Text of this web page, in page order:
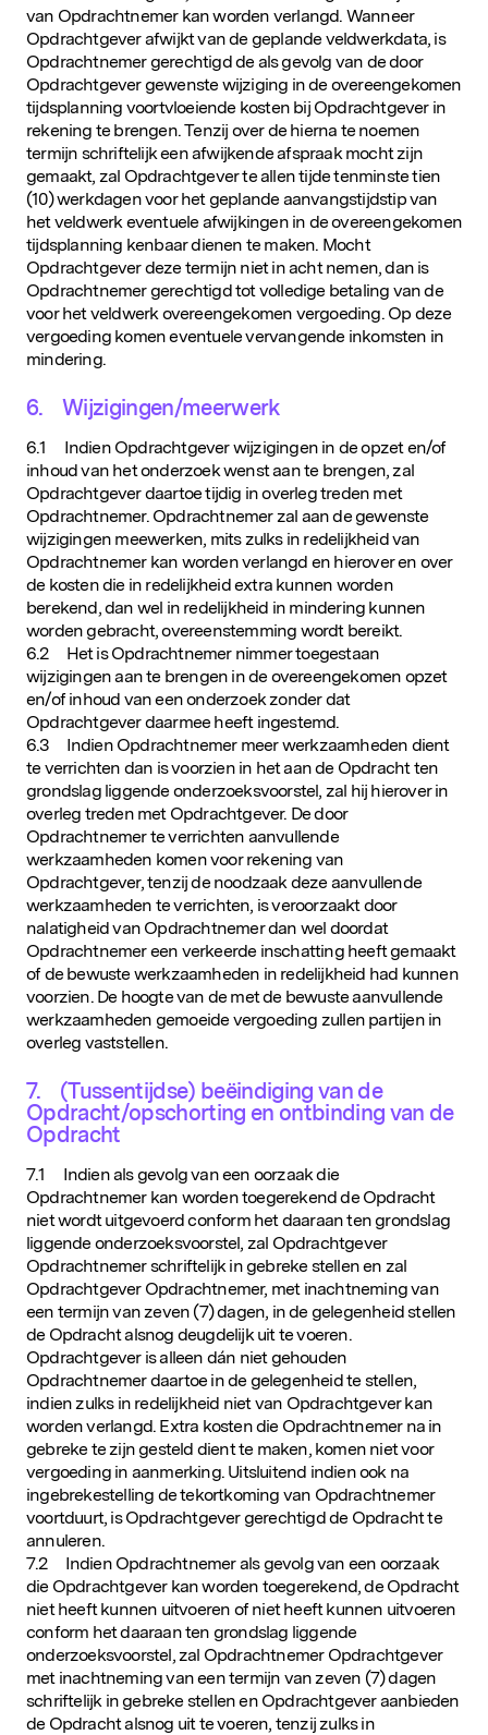
van Opdrachtnemer kan worden verlangd. Wanneer
Opdrachtgever afwijkt van de geplande veldwerkdata, is
Opdrachtnemer gerechtigd de als gevolg van de door
Opdrachtgever gewenste wijziging in de overeengekomen
tijdsplanning voortvloeiende kosten bij Opdrachtgever in
rekening te brengen. Tenzij over de hierna te noemen
termijn schriftelijk een afwijkende afspraak mocht zijn
gemaakt, zal Opdrachtgever te allen tijde tenminste tien
(10) werkdagen voor het geplande aanvangstijdstip van
het veldwerk eventuele afwijkingen in de overeengekomen
tijdsplanning kenbaar dienen te maken. Mocht
Opdrachtgever deze termijn niet in acht nemen, dan is
Opdrachtnemer gerechtigd tot volledige betaling van de
voor het veldwerk overeengekomen vergoeding. Op deze
vergoeding komen eventuele vervangende inkomsten in
mindering.
6. Wijzigingen/meerwerk
6.1 Indien Opdrachtgever wijzigingen in de opzet en/of
inhoud van het onderzoek wenst aan te brengen, zal
Opdrachtgever daartoe tijdig in overleg treden met
Opdrachtnemer. Opdrachtnemer zal aan de gewenste
wijzigingen meewerken, mits zulks in redelijkheid van
Opdrachtnemer kan worden verlangd en hierover en over
de kosten die in redelijkheid extra kunnen worden
berekend, dan wel in redelijkheid in mindering kunnen
worden gebracht, overeenstemming wordt bereikt.
6.2 Het is Opdrachtnemer nimmer toegestaan
wijzigingen aan te brengen in de overeengekomen opzet
en/of inhoud van een onderzoek zonder dat
Opdrachtgever daarmee heeft ingestemd.
6.3 Indien Opdrachtnemer meer werkzaamheden dient
te verrichten dan is voorzien in het aan de Opdracht ten
grondslag liggende onderzoeksvoorstel, zal hij hierover in
overleg treden met Opdrachtgever. De door
Opdrachtnemer te verrichten aanvullende
werkzaamheden komen voor rekening van
Opdrachtgever, tenzij de noodzaak deze aanvullende
werkzaamheden te verrichten, is veroorzaakt door
nalatigheid van Opdrachtnemer dan wel doordat
Opdrachtnemer een verkeerde inschatting heeft gemaakt
of de bewuste werkzaamheden in redelijkheid had kunnen
voorzien. De hoogte van de met de bewuste aanvullende
werkzaamheden gemoeide vergoeding zullen partijen in
overleg vaststellen.
7. (Tussentijdse) beëindiging van de
Opdracht/opschorting en ontbinding van de
Opdracht
7.1 Indien als gevolg van een oorzaak die
Opdrachtnemer kan worden toegerekend de Opdracht
niet wordt uitgevoerd conform het daaraan ten grondslag
liggende onderzoeksvoorstel, zal Opdrachtgever
Opdrachtnemer schriftelijk in gebreke stellen en zal
Opdrachtgever Opdrachtnemer, met inachtneming van
een termijn van zeven (7) dagen, in de gelegenheid stellen
de Opdracht alsnog deugdelijk uit te voeren.
Opdrachtgever is alleen dán niet gehouden
Opdrachtnemer daartoe in de gelegenheid te stellen,
indien zulks in redelijkheid niet van Opdrachtgever kan
worden verlangd. Extra kosten die Opdrachtnemer na in
gebreke te zijn gesteld dient te maken, komen niet voor
vergoeding in aanmerking. Uitsluitend indien ook na
ingebrekestelling de tekortkoming van Opdrachtnemer
voortduurt, is Opdrachtgever gerechtigd de Opdracht te
annuleren.
7.2 Indien Opdrachtnemer als gevolg van een oorzaak
die Opdrachtgever kan worden toegerekend, de Opdracht
niet heeft kunnen uitvoeren of niet heeft kunnen uitvoeren
conform het daaraan ten grondslag liggende
onderzoeksvoorstel, zal Opdrachtnemer Opdrachtgever
met inachtneming van een termijn van zeven (7) dagen
schriftelijk in gebreke stellen en Opdrachtgever aanbieden
de Opdracht alsnog uit te voeren, tenzij zulks in